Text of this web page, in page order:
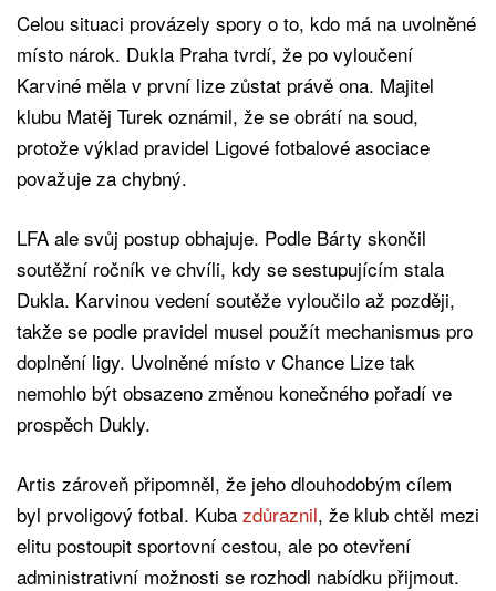
Celou situaci provázely spory o to, kdo má na uvolněné
místo nárok. Dukla Praha tvrdí, že po vyloučení
Karviné měla v první lize zůstat právě ona. Majitel
klubu Matěj Turek oznámil, že se obrátí na soud,
protože výklad pravidel Ligové fotbalové asociace
považuje za chybný.
LFA ale svůj postup obhajuje. Podle Bárty skončil
soutěžní ročník ve chvíli, kdy se sestupujícím stala
Dukla. Karvinou vedení soutěže vyloučilo až později,
takže se podle pravidel musel použít mechanismus pro
doplnění ligy. Uvolněné místo v Chance Lize tak
nemohlo být obsazeno změnou konečného pořadí ve
prospěch Dukly.
Artis zároveň připomněl, že jeho dlouhodobým cílem
byl prvoligový fotbal. Kuba zdůraznil, že klub chtěl mezi
elitu postoupit sportovní cestou, ale po otevření
administrativní možnosti se rozhodl nabídku přijmout.